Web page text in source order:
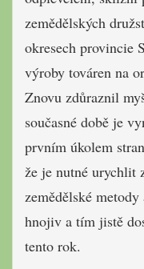
zemědělských
okresech provincie
výroby továren na
Znovu zdůraznil
současné době je
prvním úkolem
že je nutné urychlit
zemědělské
hnojiv a tím jistě
tento rok.